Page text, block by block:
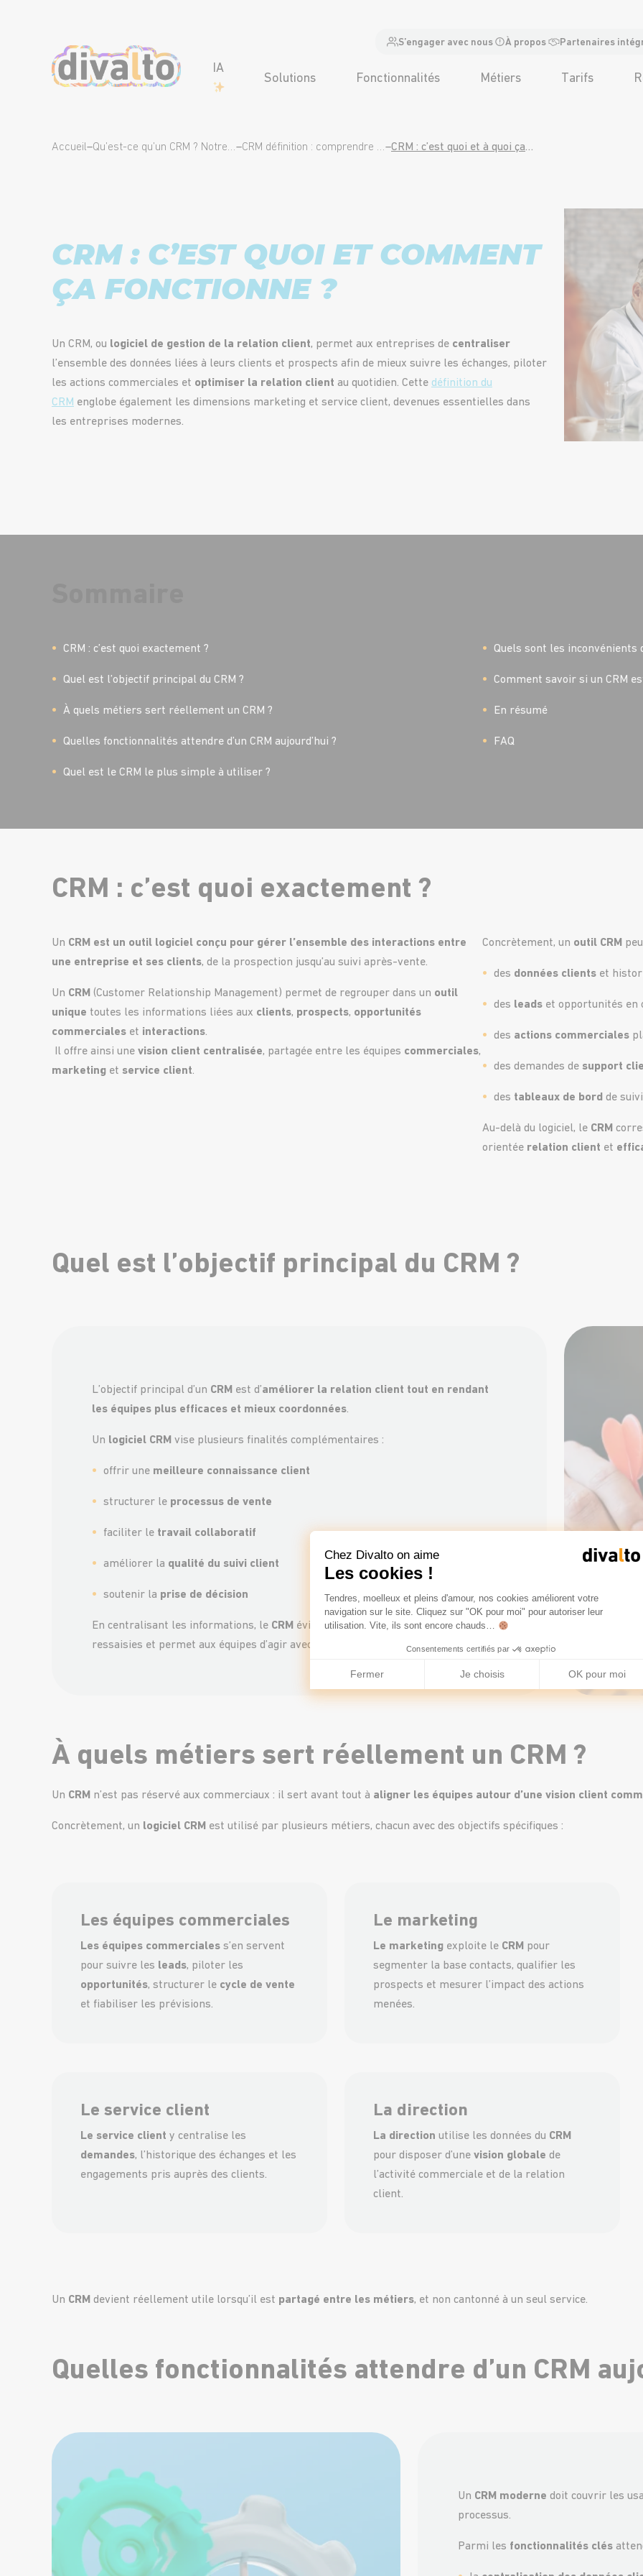
IA
Solutions Fonctionnalités Métiers Tarifs
S’engager avec nous À propos Partenaires
Accueil– Qu’est-ce qu’un CRM ? Notre guide complet sur les logiciels CRM.– CRM définition : comprendre concrètement la gestion de la relation client– CRM : c’est quoi et à quoi ça sert concrètement en entreprise ?
CRM : C’EST QUOI ET COMMENT
ÇA FONCTIONNE ?
Un CRM, ou logiciel de gestion de la relation client, permet aux entreprises de centraliser
l’ensemble des données liées à leurs clients et prospects afin de mieux suivre les échanges, piloter
les actions commerciales et optimiser la relation client au quotidien. Cette définition du
CRM englobe également les dimensions marketing et service client, devenues essentielles dans
les entreprises modernes.
CRM : c’est quoi exactement ?
Quel est l’objectif principal du CRM ?
À quels métiers sert réellement un CRM ?
Quelles fonctionnalités attendre d’un CRM aujourd’hui ?
Quel est le CRM le plus simple à utiliser ?
Quels sont les inconvénients
Comment savoir si un CRM
En résumé
FAQ
CRM : c’est quoi exactement ?
Un CRM est un outil logiciel conçu pour gérer l’ensemble des interactions entre
une entreprise et ses clients, de la prospection jusqu’au suivi après-vente.
Un CRM (Customer Relationship Management) permet de regrouper dans un outil
unique toutes les informations liées aux clients, prospects, opportunités
commerciales et interactions.
Il offre ainsi une vision client centralisée, partagée entre les équipes commerciales,
marketing et service client.
Concrètement, un outil CRM
des données clients et
des leads et opportunités en
des actions commerciales
des demandes de support
des tableaux de bord de
Au-delà du logiciel, le CRM
orientée relation client et
Quel est l’objectif principal du CRM ?
L’objectif principal d’un CRM est d’améliorer la relation client tout en rendant
les équipes plus efficaces et mieux coordonnées.
Un logiciel CRM vise plusieurs finalités complémentaires :
offrir une meilleure connaissance client
structurer le processus de vente
faciliter le travail collaboratif
améliorer la qualité du suivi client
soutenir la prise de décision
En centralisant les informations, le CRM évite la perte de données, limite les
ressaisies et permet aux équipes d’agir avec une
information fiable et à jour.
À quels métiers sert réellement un CRM ?
Un CRM n’est pas réservé aux commerciaux : il sert avant tout à aligner les équipes autour d’une vision client
Concrètement, un logiciel CRM est utilisé par plusieurs métiers, chacun avec des objectifs spécifiques :
Les équipes commerciales
Les équipes commerciales s’en servent
pour suivre les leads, piloter les
opportunités, structurer le cycle de vente
et fiabiliser les prévisions.
Le marketing
Le marketing exploite le CRM pour
segmenter la base contacts, qualifier les
prospects et mesurer l’impact des actions
menées.
Le service client
Le service client y centralise les
demandes, l’historique des échanges et les
engagements pris auprès des clients.
La direction
La direction utilise les données du CRM
pour disposer d’une vision globale de
l’activité commerciale et de la relation
client.
Un CRM devient réellement utile lorsqu’il est partagé entre les métiers, et non cantonné à un seul service.
Quelles fonctionnalités attendre d’un CRM
Un CRM moderne doit couvrir les
processus.
Parmi les fonctionnalités clés
Chez Divalto on aime
Les cookies !
Plateforme de Gestion du
Tendres, moelleux et pleins d'amour, nos cookies améliorent votre
navigation sur le site. Cliquez sur "OK pour moi" pour autoriser leur
utilisation. Vite, ils sont encore chauds…
Consentements certifiés par
Fermer Je choisis OK pour moi
Axeptio consent